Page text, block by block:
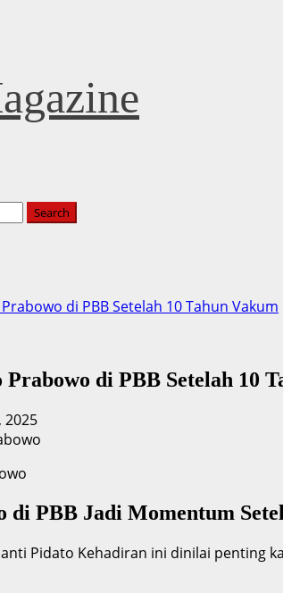
di PBB Setelah 10 Tahun Vakum
di PBB Setelah 10
2025
di PBB Jadi Momentum
Pidato Kehadiran ini dinilai penting